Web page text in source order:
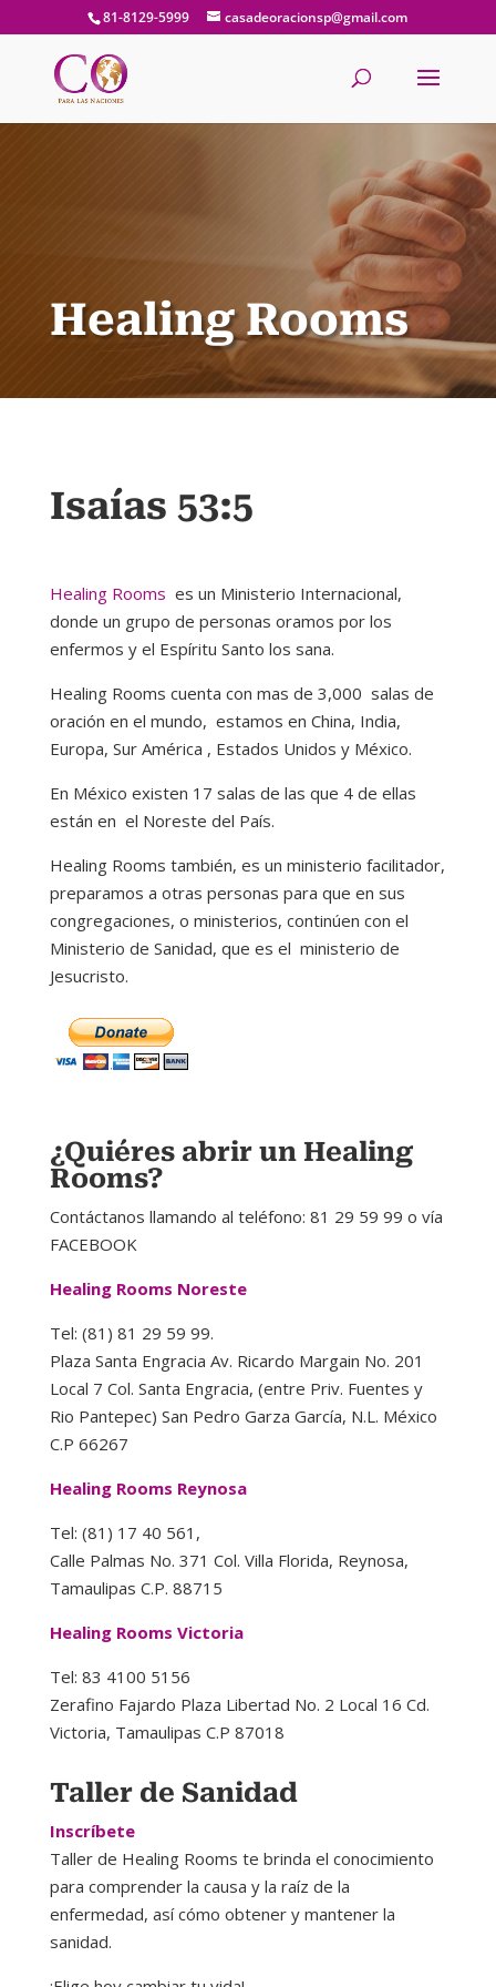
81-8129-5999 casadeoracionsp@gmail.com
Healing Rooms
Isaías 53:5
Healing Rooms es un Ministerio Internacional,
donde un grupo de personas oramos por los
enfermos y el Espíritu Santo los sana.
Healing Rooms cuenta con mas de 3,000 salas de
oración en el mundo, estamos en China, India,
Europa, Sur América , Estados Unidos y México.
En México existen 17 salas de las que 4 de ellas
están en el Noreste del País.
Healing Rooms también, es un ministerio facilitador,
preparamos a otras personas para que en sus
congregaciones, o ministerios, continúen con el
Ministerio de Sanidad, que es el ministerio de
Jesucristo.
¿Quiéres abrir un Healing
Rooms?
Contáctanos llamando al teléfono: 81 29 59 99 o vía
FACEBOOK
Healing Rooms Noreste
Tel: (81) 81 29 59 99.
Plaza Santa Engracia Av. Ricardo Margain No. 201
Local 7 Col. Santa Engracia, (entre Priv. Fuentes y
Rio Pantepec) San Pedro Garza García, N.L. México
C.P 66267
Healing Rooms Reynosa
Tel: (81) 17 40 561,
Calle Palmas No. 371 Col. Villa Florida, Reynosa,
Tamaulipas C.P. 88715
Healing Rooms Victoria
Tel: 83 4100 5156
Zerafino Fajardo Plaza Libertad No. 2 Local 16 Cd.
Victoria, Tamaulipas C.P 87018
Taller de Sanidad
Inscríbete
Taller de Healing Rooms te brinda el conocimiento
para comprender la causa y la raíz de la
enfermedad, así cómo obtener y mantener la
sanidad.